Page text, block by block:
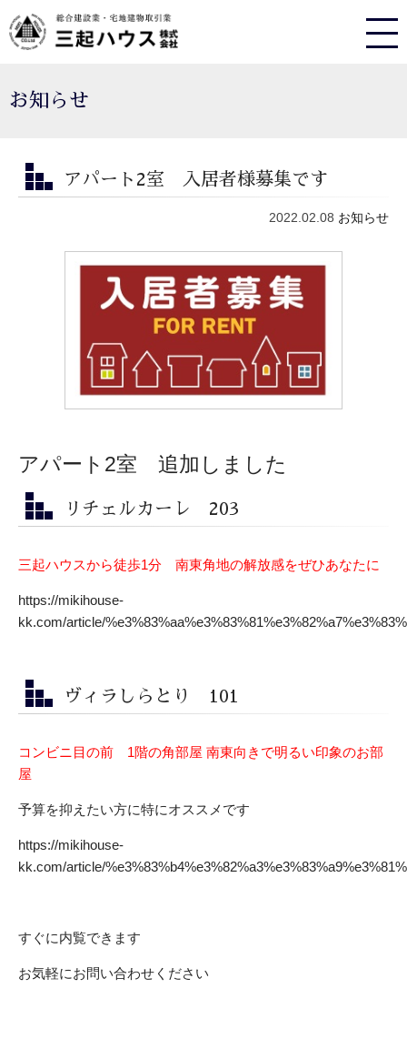
お知らせ
アパート2室 入居者様募集です
2022.02.08 お知らせ
アパート2室 追加しました
リチェルカーレ 203
三起ハウスから徒歩1分 南東角地の解放感をぜひあなたに
https://mikihouse-
kk.com/article/
ヴィラしらとり 101
コンビニ目の前 1階の角部屋 南東向きで明るい印象のお部
屋
予算を抑えたい方に特にオススメです
https://mikihouse-
kk.com/article/
すぐに内覧できます
お気軽にお問い合わせください